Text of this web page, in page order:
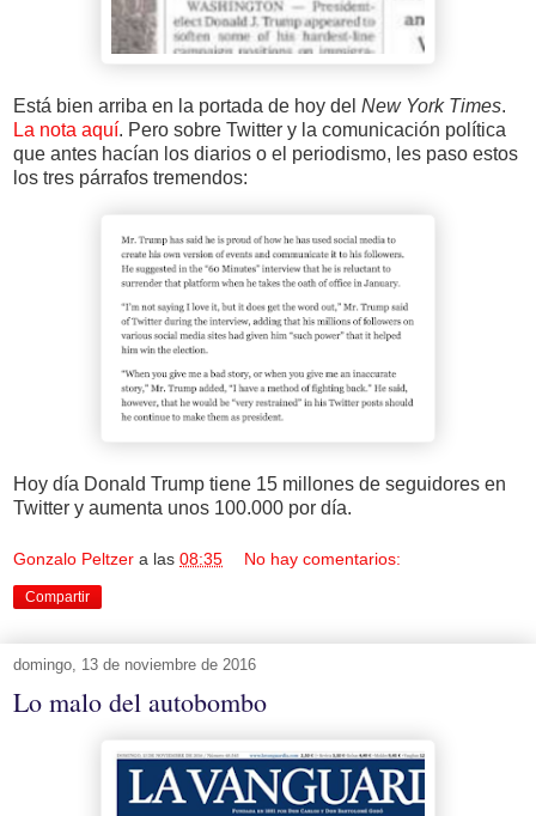
Está bien arriba en la portada de hoy del New York Times.
La nota aquí. Pero sobre Twitter y la comunicación política
que antes hacían los diarios o el periodismo, les paso estos
los tres párrafos tremendos:
Hoy día Donald Trump tiene 15 millones de seguidores en
Twitter y aumenta unos 100.000 por día.
Gonzalo Peltzer a las 08:35 No hay comentarios:
Compartir
domingo, 13 de noviembre de 2016
Lo malo del autobombo